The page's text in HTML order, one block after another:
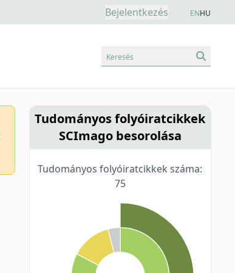
Bejelentkezés ENHU
Keresés
Tudományos folyóiratcikkek
SCImago besorolása
Tudományos folyóiratcikkek száma:
75